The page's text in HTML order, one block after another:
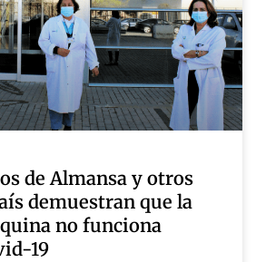
de Almansa y otros
demuestran que la
no funciona
19